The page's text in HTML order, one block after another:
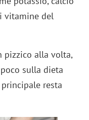
vitamine del
pizzico alla volta,
sulla dieta
resta